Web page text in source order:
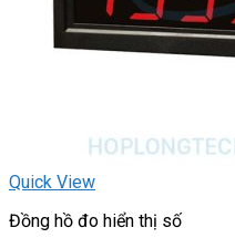
Quick View
Đồng hồ đo hiển thị số